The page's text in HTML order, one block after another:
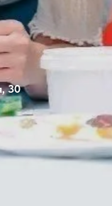
30